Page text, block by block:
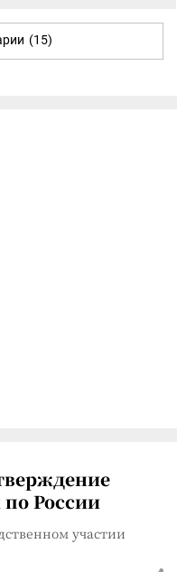
(15)
по России
участии